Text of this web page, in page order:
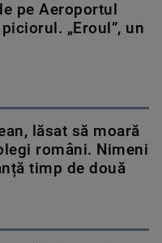
pe Aeroportul
„Eroul”, un
lăsat să moară
români. Nimeni
timp de două